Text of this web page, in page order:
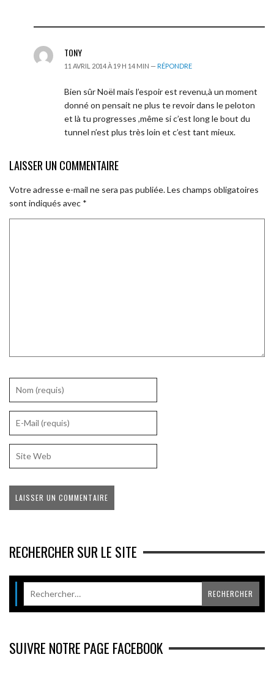
TONY
11 AVRIL 2014 À 19 H 14 MIN — RÉPONDRE
Bien sûr Noël mais l’espoir est revenu,à un moment
donné on pensait ne plus te revoir dans le peloton
et là tu progresses ,même si c’est long le bout du
tunnel n’est plus très loin et c’est tant mieux.
LAISSER UN COMMENTAIRE
Votre adresse e-mail ne sera pas publiée.Les champs obligatoires
sont indiqués avec *
RECHERCHER SUR LE SITE
SUIVRE NOTRE PAGE FACEBOOK